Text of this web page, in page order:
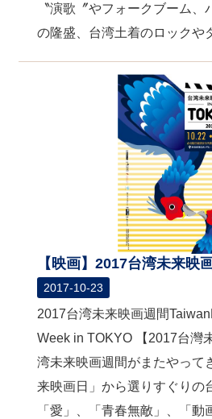
〝演歌〞やフォークブーム、
の隆盛、台湾土着のロックや
【映画】2017台湾未来映
2017-10-23
2017台湾未来映画週間
Week in TOKYO 【2017台灣
湾未来映画週間がまたやって
来映画日」から選りすぐりの
「愛」、「青春無敵」、「動